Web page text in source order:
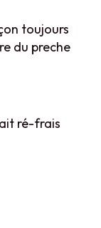
toujours
du preche
ré-frais